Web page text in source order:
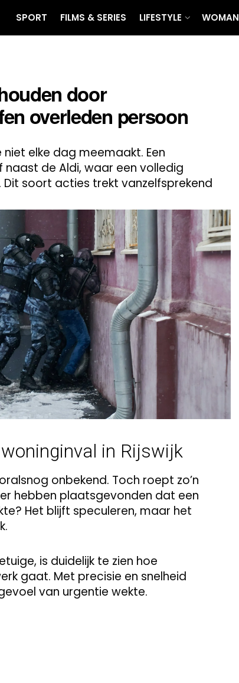
SPORT FILMS & SERIES LIFESTYLE WOMAN
door
overleden persoon
elke dag meemaakt. Een
de Aldi, waar een volledig
soort acties trekt vanzelfsprekend
in Rijswijk
onbekend. Toch roept zo’n
hebben plaatsgevonden dat een
Het blijft speculeren, maar het
is duidelijk te zien hoe
gaat. Met precisie en snelheid
van urgentie wekte.